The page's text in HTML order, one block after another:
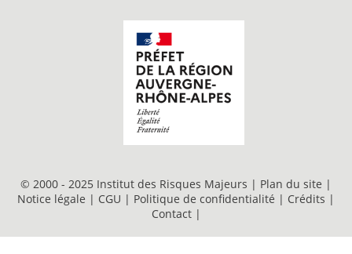
© 2000 - 2025 Institut des Risques Majeurs | Plan du site |
Notice légale | CGU | Politique de confidentialité | Crédits |
Contact |